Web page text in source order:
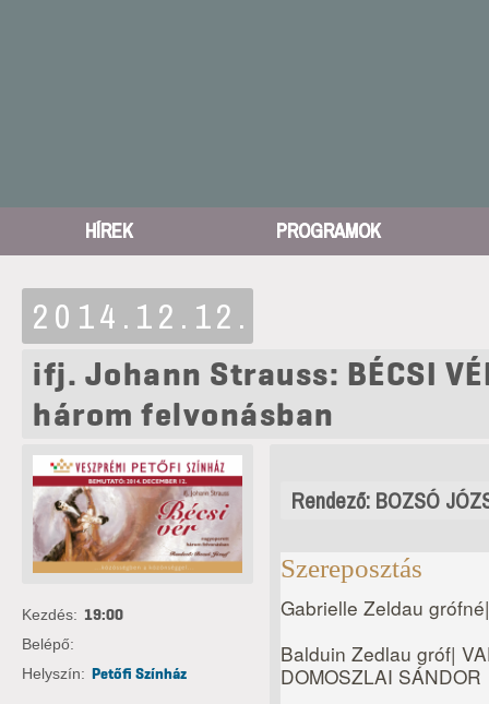
HÍREK PROGRAMOK
2014.12.12.
ifj. Johann Strauss: BÉCSI
három felvonásban
Rendező: BOZSÓ
Szereposztás
Gabrielle Zeldau
Balduin Zedlau gróf|
DOMOSZLAI SÁNDOR
Kezdés: 19:00
Belépő:
Helyszín: Petőfi Színház